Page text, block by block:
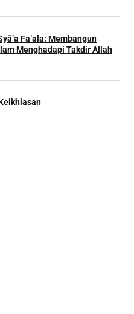
Fa’ala: Membangun
Menghadapi Takdir Allah